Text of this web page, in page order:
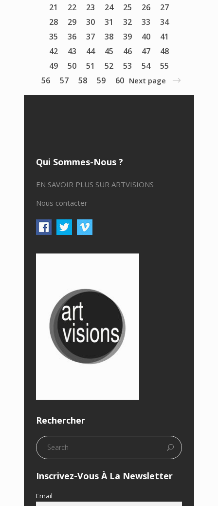
21
22 23 24 25 26
27
28
29 30 31 32 33
34
35
36 37 38 39 40
41
42
43 44 45 46 47
48
49
50 51 52 53 54
55
56
57 58 59 60 Next page
Qui Sommes-Nous ?
EN SAVOIR PLUS SUR ARTVISIONS
Nous contacter
Rechercher
Inscrivez-Vous À La Newsletter
Email